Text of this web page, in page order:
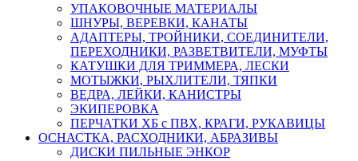
УПАКОВОЧНЫЕ МАТЕРИАЛЫ
ШНУРЫ, ВЕРЕВКИ, КАНАТЫ
АДАПТЕРЫ, ТРОЙНИКИ, СОЕДИНИТЕЛИ,
ПЕРЕХОДНИКИ, РАЗВЕТВИТЕЛИ, МУФТЫ
КАТУШКИ ДЛЯ ТРИММЕРА, ЛЕСКИ
МОТЫЖКИ, РЫХЛИТЕЛИ, ТЯПКИ
ВЕДРА, ЛЕЙКИ, КАНИСТРЫ
ЭКИПЕРОВКА
ПЕРЧАТКИ ХБ с ПВХ, КРАГИ, РУКАВИЦЫ
ОСНАСТКА, РАСХОДНИКИ, АБРАЗИВЫ
ДИСКИ ПИЛЬНЫЕ ЭНКОР